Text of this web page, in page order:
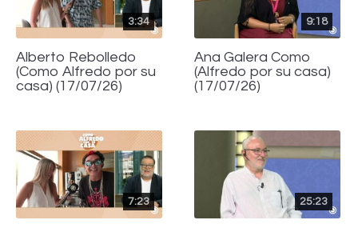
3:34
Alberto Rebolledo
(Como Alfredo por su
casa) (17/07/26)
9:18
Ana Galera Como
(Alfredo por su casa)
(17/07/26)
7:23 25:23